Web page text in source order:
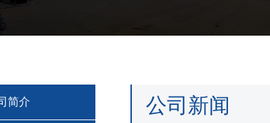
简介 公司新闻